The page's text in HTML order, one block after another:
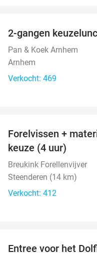
2-gangen
Pan & Koek Arnhem
Arnhem
Verkocht: 469
Forelvissen +
keuze (4 uur)
Breukink Forellenvijver
Steenderen (14 km)
Verkocht: 412
Entree voor het